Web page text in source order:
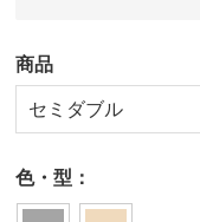
商品
セミダブル
色・型：